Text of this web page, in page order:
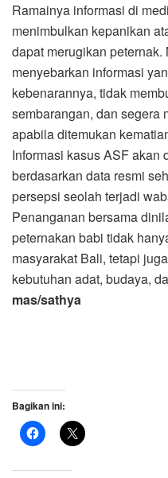
Ramainya informasi di
menimbulkan kepanikan
dapat merugikan
menyebarkan informasi
kebenarannya, tidak
sembarangan, dan segera
apabila ditemukan
Informasi kasus ASF akan
berdasarkan data resmi
persepsi seolah terjadi
Penanganan bersama
peternakan babi tidak
masyarakat Bali, tetapi
kebutuhan adat, budaya,
mas/sathya
Bagikan ini: